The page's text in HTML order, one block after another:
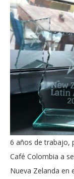
6 años de trabajo,
Café Colombia a
Nueva Zelanda en